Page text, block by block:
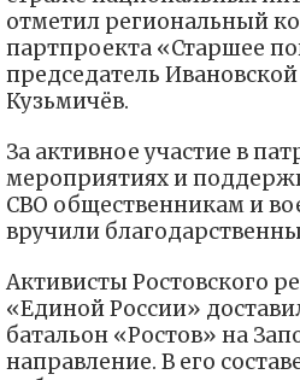
отметил региональный
партпроекта «Старшее
председатель
Кузьмичёв.
За активное участие в
мероприятиях и
СВО общественникам и
вручили
Активисты Ростовского
«Единой России»
батальон «Ростов» на
направление. В его